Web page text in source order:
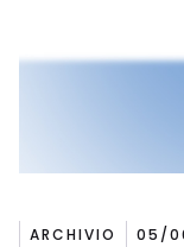
ARCHIVIO 05/